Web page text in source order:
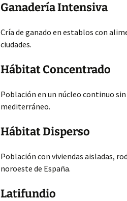
Ganadería Intensiva
Cría de ganado en establos con
ciudades.
Hábitat Concentrado
Población en un núcleo continuo
mediterráneo.
Hábitat Disperso
Población con viviendas aisladas,
noroeste de España.
Latifundio